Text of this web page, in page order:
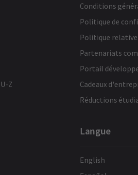
U-Z
Conditions
Politique de
Politique relative
Partenariats
Portail
Cadeaux
Réductions
Langue
English